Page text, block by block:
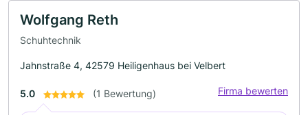
Wolfgang Reth
Schuhtechnik
Jahnstraße 4, 42579 Heiligenhaus bei Velbert
5.0 (1 Bewertung) Firma bewerten